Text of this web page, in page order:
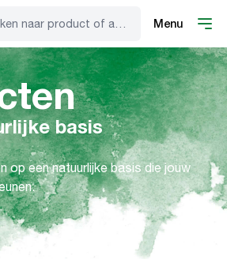
naar product of advies Menu
basis
op een natuurlijke basis die jouw